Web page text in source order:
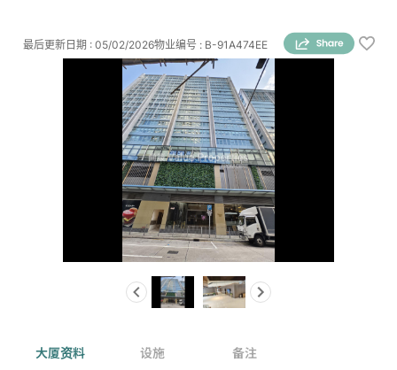
物业编号 : B-91A474EE
最后更新日期 : 05/02/2026
大厦资料 设施 备注